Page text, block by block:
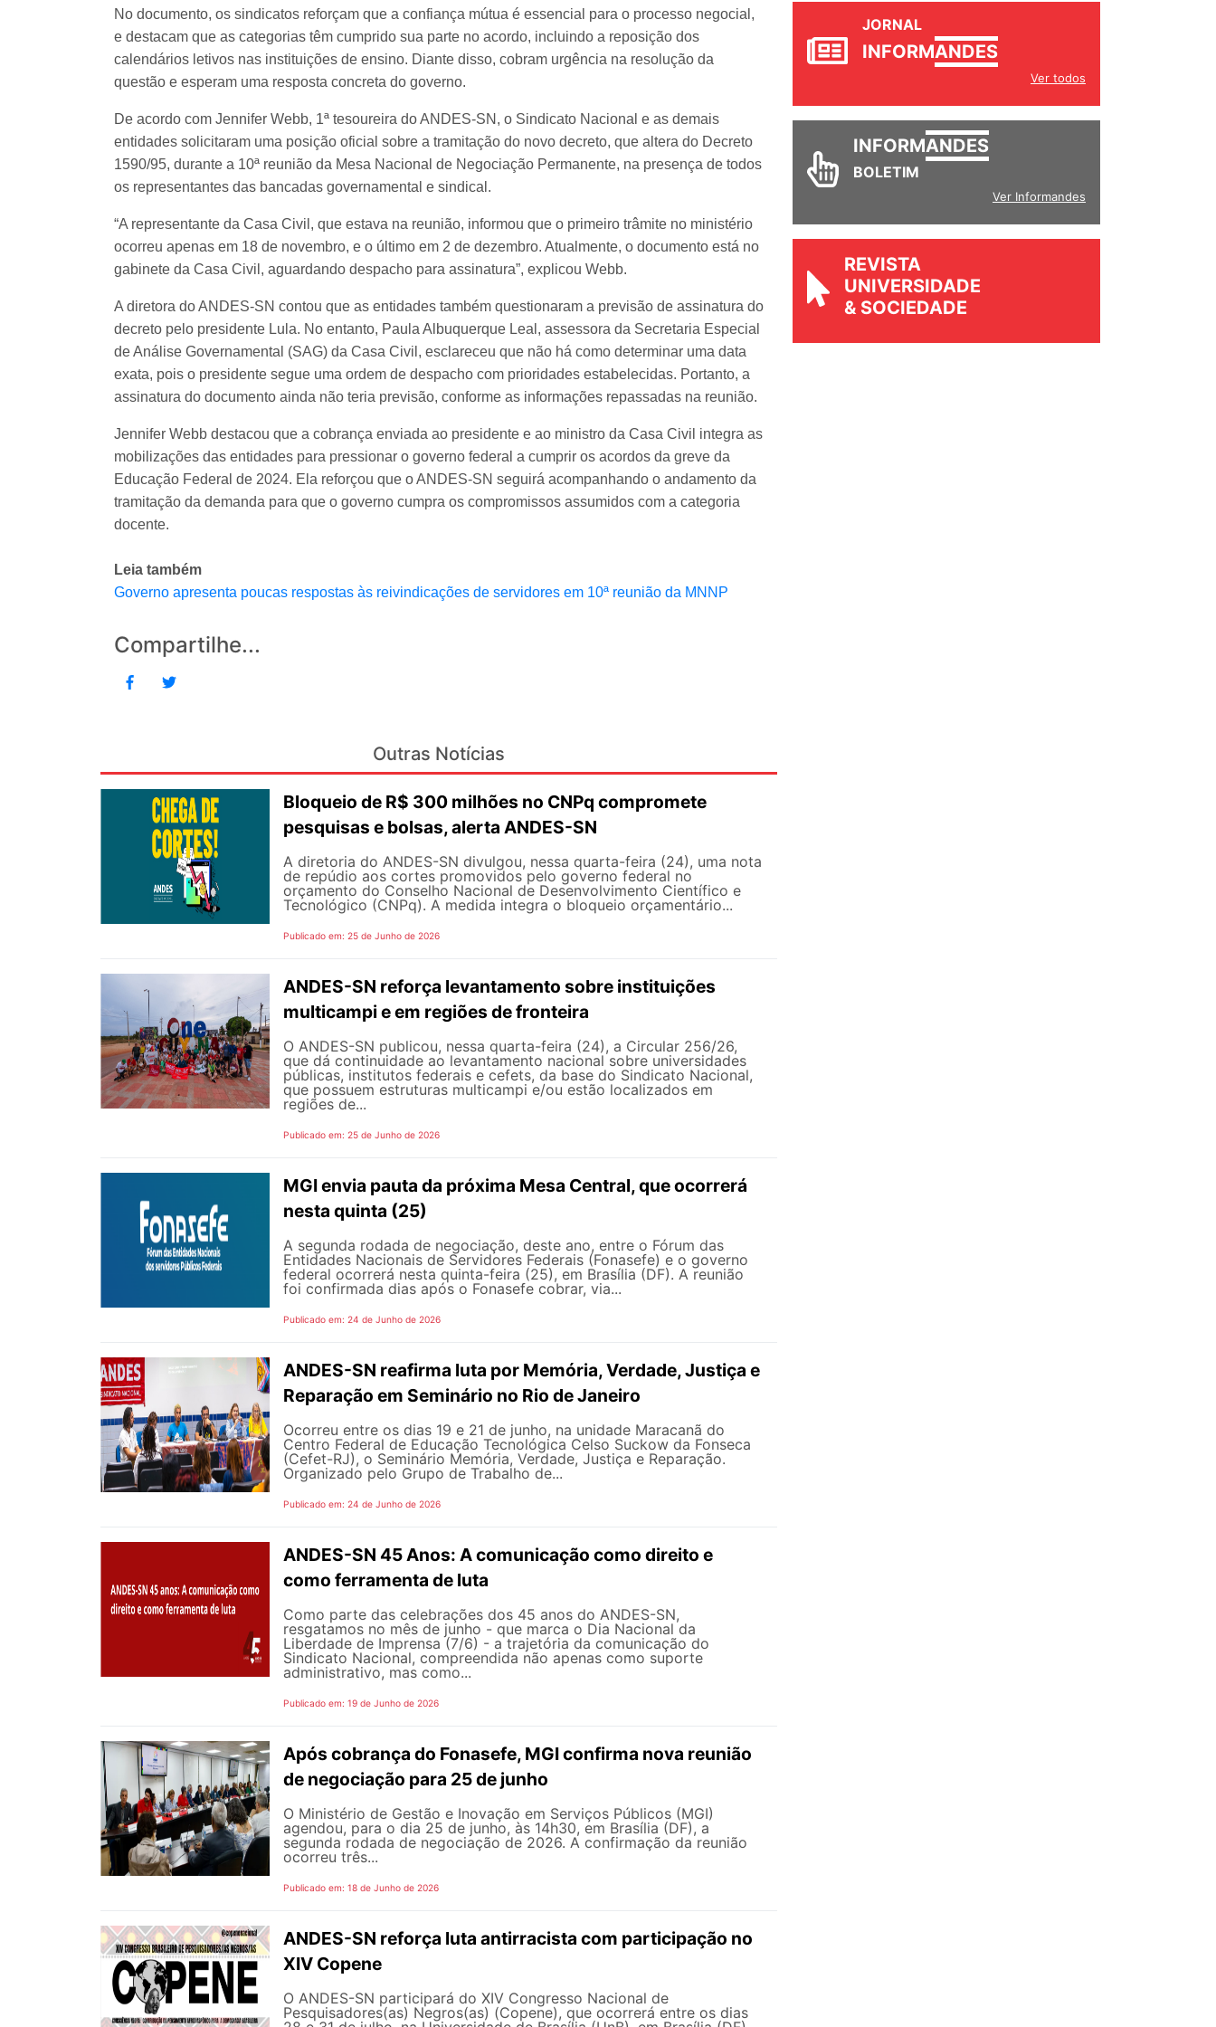
No documento, os sindicatos reforçam que a confiança mútua é essencial para o processo negocial,
e destacam que as categorias têm cumprido sua parte no acordo, incluindo a reposição dos
calendários letivos nas instituições de ensino. Diante disso, cobram urgência na resolução da
questão e esperam uma resposta concreta do governo.
De acordo com Jennifer Webb, 1ª tesoureira do ANDES-SN, o Sindicato Nacional e as demais
entidades solicitaram uma posição oficial sobre a tramitação do novo decreto, que altera do Decreto
1590/95, durante a 10ª reunião da Mesa Nacional de Negociação Permanente, na presença de todos
os representantes das bancadas governamental e sindical.
“A representante da Casa Civil, que estava na reunião, informou que o primeiro trâmite no ministério
ocorreu apenas em 18 de novembro, e o último em 2 de dezembro. Atualmente, o documento está no
gabinete da Casa Civil, aguardando despacho para assinatura”, explicou Webb.
A diretora do ANDES-SN contou que as entidades também questionaram a previsão de assinatura do
decreto pelo presidente Lula. No entanto, Paula Albuquerque Leal, assessora da Secretaria Especial
de Análise Governamental (SAG) da Casa Civil, esclareceu que não há como determinar uma data
exata, pois o presidente segue uma ordem de despacho com prioridades estabelecidas. Portanto, a
assinatura do documento ainda não teria previsão, conforme as informações repassadas na reunião.
Jennifer Webb destacou que a cobrança enviada ao presidente e ao ministro da Casa Civil integra as
mobilizações das entidades para pressionar o governo federal a cumprir os acordos da greve da
Educação Federal de 2024. Ela reforçou que o ANDES-SN seguirá acompanhando o andamento da
tramitação da demanda para que o governo cumpra os compromissos assumidos com a categoria
docente.
Leia também
Governo apresenta poucas respostas às reivindicações de servidores em 10ª reunião da MNNP
Compartilhe...
Outras Notícias
Bloqueio de R$ 300 milhões no CNPq compromete
pesquisas e bolsas, alerta ANDES-SN
A diretoria do ANDES-SN divulgou, nessa quarta-feira (24), uma nota
de repúdio aos cortes promovidos pelo governo federal no
orçamento do Conselho Nacional de Desenvolvimento Científico e
Tecnológico (CNPq). A medida integra o bloqueio orçamentário...
Publicado em: 25 de Junho de 2026
ANDES-SN reforça levantamento sobre instituições
multicampi e em regiões de fronteira
O ANDES-SN publicou, nessa quarta-feira (24), a Circular 256/26,
que dá continuidade ao levantamento nacional sobre universidades
públicas, institutos federais e cefets, da base do Sindicato Nacional,
que possuem estruturas multicampi e/ou estão localizados em
regiões de...
Publicado em: 25 de Junho de 2026
MGI envia pauta da próxima Mesa Central, que ocorrerá
nesta quinta (25)
A segunda rodada de negociação, deste ano, entre o Fórum das
Entidades Nacionais de Servidores Federais (Fonasefe) e o governo
federal ocorrerá nesta quinta-feira (25), em Brasília (DF). A reunião
foi confirmada dias após o Fonasefe cobrar, via...
Publicado em: 24 de Junho de 2026
ANDES-SN reafirma luta por Memória, Verdade, Justiça e
Reparação em Seminário no Rio de Janeiro
Ocorreu entre os dias 19 e 21 de junho, na unidade Maracanã do
Centro Federal de Educação Tecnológica Celso Suckow da Fonseca
(Cefet-RJ), o Seminário Memória, Verdade, Justiça e Reparação.
Organizado pelo Grupo de Trabalho de...
Publicado em: 24 de Junho de 2026
ANDES-SN 45 Anos: A comunicação como direito e
como ferramenta de luta
Como parte das celebrações dos 45 anos do ANDES-SN,
resgatamos no mês de junho - que marca o Dia Nacional da
Liberdade de Imprensa (7/6) - a trajetória da comunicação do
Sindicato Nacional, compreendida não apenas como suporte
administrativo, mas como...
Publicado em: 19 de Junho de 2026
Após cobrança do Fonasefe, MGI confirma nova reunião
de negociação para 25 de junho
O Ministério de Gestão e Inovação em Serviços Públicos (MGI)
agendou, para o dia 25 de junho, às 14h30, em Brasília (DF), a
segunda rodada de negociação de 2026. A confirmação da reunião
ocorreu três...
Publicado em: 18 de Junho de 2026
ANDES-SN reforça luta antirracista com participação no
XIV Copene
O ANDES-SN participará do XIV Congresso Nacional de
Pesquisadores(as) Negros(as) (Copene), que ocorrerá entre os dias
JORNAL
Ver todos
INFORM
Ver Informandes
REVISTA
UNIVERSIDADE